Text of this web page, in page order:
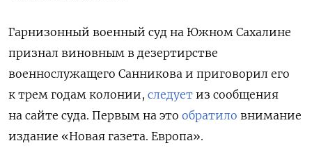
Гарнизонный военный суд на Южном Сахалине
признал виновным в дезертирстве
военнослужащего Санникова и приговорил его
к трем годам колонии, следует из сообщения
на сайте суда. Первым на это обратило внимание
издание «Новая газета. Европа».